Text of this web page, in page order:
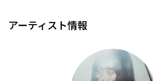
アーティスト情報